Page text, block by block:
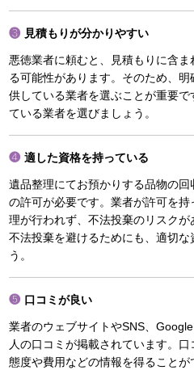
見積もりが分かりやすい
悪徳業者に頼むと、見積もりに含
る可能性があります。そのため、
供している業者を選ぶことが重要
ている業者を選びましょう。
適した資格を持っている
遺品整理にてお預かりする品物の
の許可が必要です。業者が許可を
理が行われず、不法投棄のリスクが
不法投棄を避けるためにも、適切
う。
口コミが良い
業者のウェブサイトやSNS、
人の口コミが掲載されています。
態度や費用などの情報を得ることが